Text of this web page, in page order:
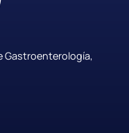
Gastroenterología,